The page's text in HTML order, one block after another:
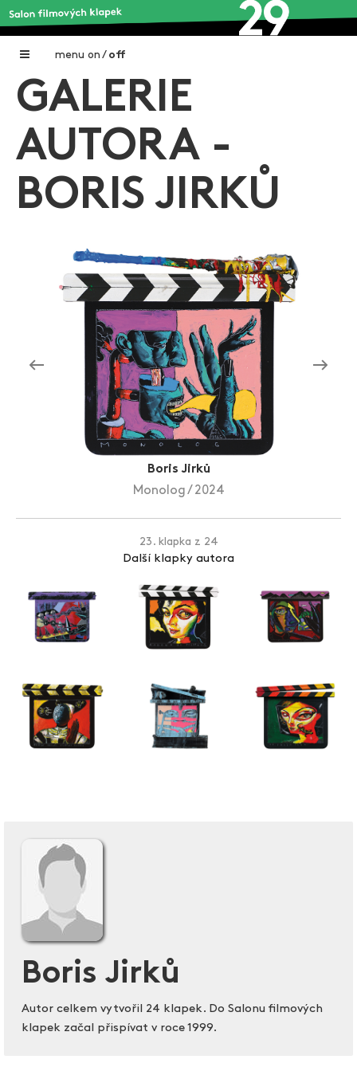
menu on / off
Home
Galerie filmových klapek
Autoři filmových klapek
Aktuální výstavy
Aukce filmových klapek
Zlín Film Festival
GALERIE
AUTORA -
BORIS JIRKŮ
Boris Jirků
Monolog / 2024
23. klapka z 24
Další klapky autora
Boris Jirků
Autor celkem vytvořil 24 klapek. Do Salonu filmových
klapek začal přispívat v roce 1999.